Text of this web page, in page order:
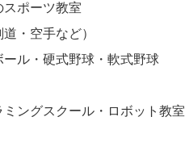
ポーツ教室
・空手など）
ル・硬式野球・軟式野球
ングスクール・ロボット教室